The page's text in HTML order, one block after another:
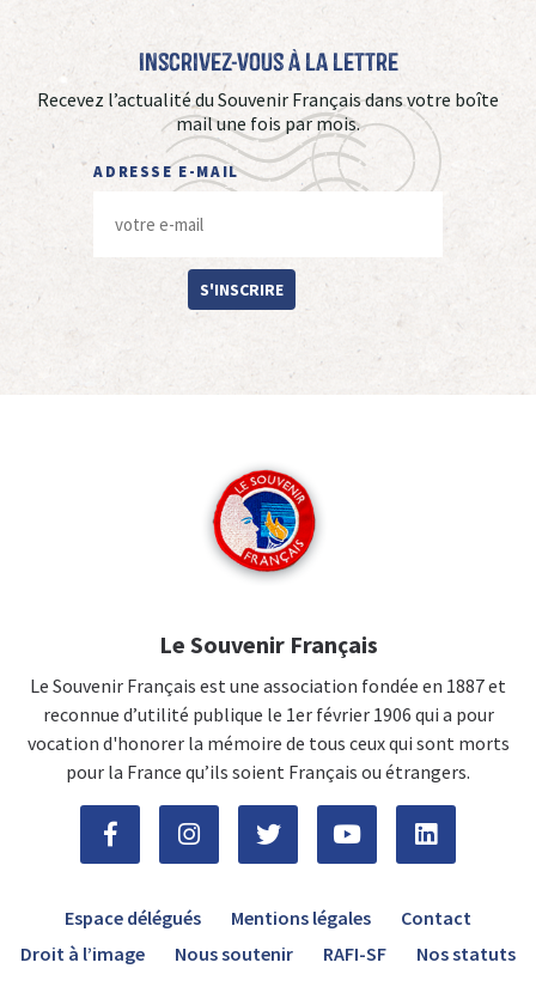
Inscrivez-vous à La Lettre
Recevez l’actualité du Souvenir Français dans votre boîte
mail une fois par mois.
ADRESSE E-MAIL
S'INSCRIRE
Le Souvenir Français
Le Souvenir Français est une association fondée en 1887 et
reconnue d’utilité publique le 1er février 1906 qui a pour
vocation d'honorer la mémoire de tous ceux qui sont morts
pour la France qu’ils soient Français ou étrangers.
Espace délégués Mentions légales
Contact
Droit à l’image
Nous soutenir RAFI-SF Nos statuts